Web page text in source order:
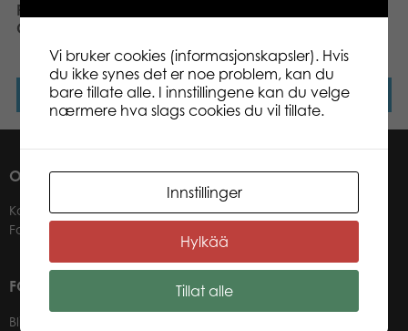
Puzzle Lovers Colourful
Crab 200 pcs puzzle
Les mer
puzzle
Les mer
OM OSS
Kontakter
Forhandlere
FOR VÅRE KUNDER
Bli forhandler
Vi bruker cookies (informasjonskapsler). Hvis
du ikke synes det er noe problem, kan du
bare tillate alle. I innstillingene kan du velge
nærmere hva slags cookies du vil tillate.
Innstillinger
Hylkää
Tillat alle